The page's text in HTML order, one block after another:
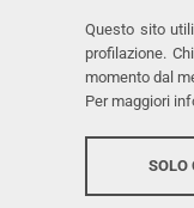
Questo sito
profilazione.
momento dal
Per maggiori
SOLO